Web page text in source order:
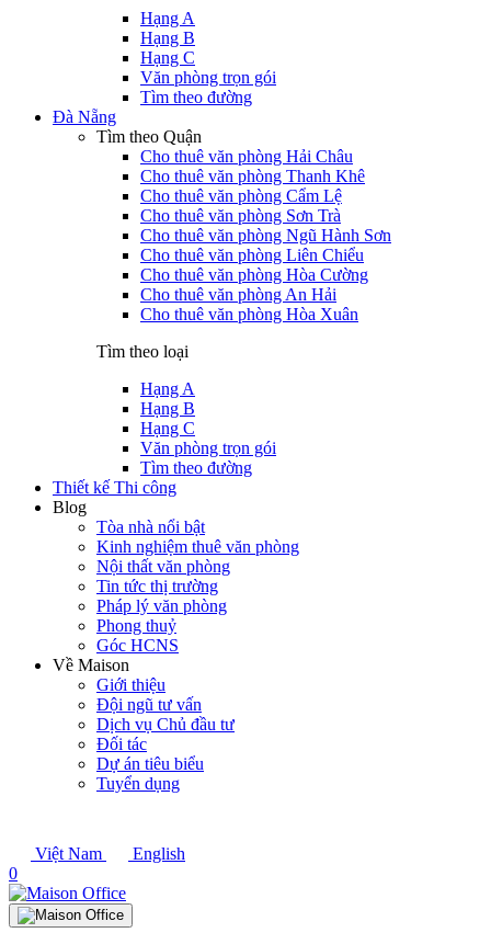
Hạng A
Hạng B
Hạng C
Văn phòng trọn gói
Tìm theo đường
Đà Nẵng
Tìm theo Quận
Cho thuê văn phòng Hải Châu
Cho thuê văn phòng Thanh Khê
Cho thuê văn phòng Cẩm Lệ
Cho thuê văn phòng Sơn Trà
Cho thuê văn phòng Ngũ Hành Sơn
Cho thuê văn phòng Liên Chiểu
Cho thuê văn phòng Hòa Cường
Cho thuê văn phòng An Hải
Cho thuê văn phòng Hòa Xuân
Tìm theo loại
Hạng A
Hạng B
Hạng C
Văn phòng trọn gói
Tìm theo đường
Thiết kế Thi công
Blog
Tòa nhà nổi bật
Kinh nghiệm thuê văn phòng
Nội thất văn phòng
Tin tức thị trường
Pháp lý văn phòng
Phong thuỷ
Góc HCNS
Về Maison
Giới thiệu
Đội ngũ tư vấn
Dịch vụ Chủ đầu tư
Đối tác
Dự án tiêu biểu
Tuyển dụng
Việt Nam
English
0